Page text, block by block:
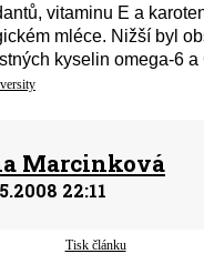
vitaminu E a
mléce. Nižší byl
kyselin omega-6 a
Marcinková
22:11
Tisk článku